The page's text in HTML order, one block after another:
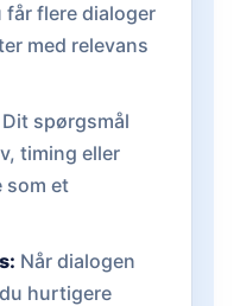
får flere dialoger
med relevans
Dit spørgsmål
timing eller
som et
Når dialogen
hurtigere